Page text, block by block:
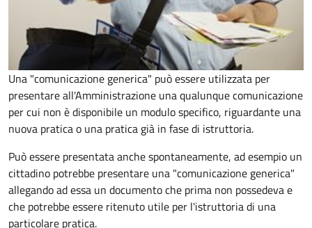
Una "comunicazione generica" può essere utilizzata per
presentare all'Amministrazione una qualunque comunicazione
per cui non è disponibile un modulo specifico, riguardante una
nuova pratica o una pratica già in fase di istruttoria.
Può essere presentata anche spontaneamente, ad esempio un
cittadino potrebbe presentare una "comunicazione generica"
allegando ad essa un documento che prima non possedeva e
che potrebbe essere ritenuto utile per l'istruttoria di una
particolare pratica.